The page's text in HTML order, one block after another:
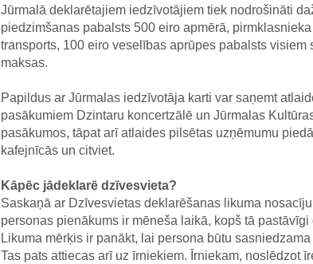
Jūrmalā deklarētajiem iedzīvotājiem tiek nodrošināti
piedzimšanas pabalsts 500 eiro apmērā,
transports, 100 eiro veselības aprūpes pabalsts
maksas.
Papildus ar Jūrmalas iedzīvotāja karti var saņemt
pasākumiem Dzintaru koncertzālē un Jūrmalas
pasākumos, tāpat arī atlaides pilsētas uzņēmumu
kafejnīcās un citviet.
Kāpēc jādeklarē dzīvesvieta?
Saskaņā ar Dzīvesvietas deklarēšanas likuma
personas pienākums ir mēneša laikā, kopš tā
Likuma mērķis ir panākt, lai persona būtu
Tas pats attiecas arī uz īrniekiem. Īrniekam, noslēdzot